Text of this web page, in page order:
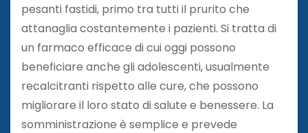
pesanti fastidi, primo tra tutti il prurito che
attanaglia costantemente i pazienti. Si tratta di
un farmaco efficace di cui oggi possono
beneficiare anche gli adolescenti, usualmente
recalcitranti rispetto alle cure, che possono
migliorare il loro stato di salute e benessere. La
somministrazione è semplice e prevede